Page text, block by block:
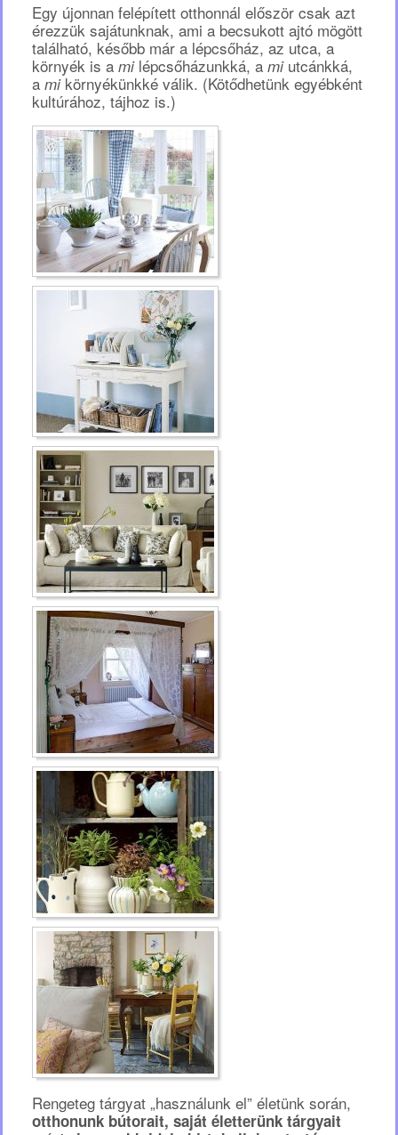
Egy újonnan felépített otthonnál először csak azt
érezzük sajátunknak, ami a becsukott ajtó mögött
található, később már a lépcsőház, az utca, a
környék is a milépcsőházunkká, a miutcánkká,
a mikörnyékünkké válik. (Kötődhetünk egyébként
kultúrához, tájhoz is.)
Rengeteg tárgyat „használunk el” életünk során,
otthonunk bútorait, saját életterünk tárgyait